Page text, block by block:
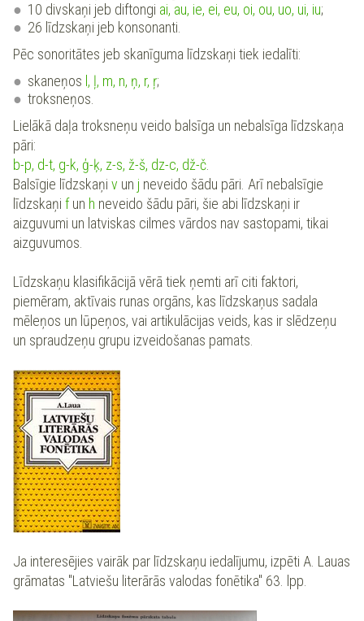
10 divskaņi jeb diftongi ai, au, ie, ei, eu, oi, ou, uo, ui, iu;
26 līdzskaņi jeb konsonanti.
Pēc sonoritātes jeb skanīguma līdzskaņi tiek iedalīti:
skaneņos l, ļ, m, n, ņ, r, ŗ;
troksneņos.
Lielākā daļa troksneņu veido balsīga un nebalsīga līdzskaņa
pāri:
b-p, d-t, g-k, ģ-ķ, z-s, ž-š, dz-c, dž-č.
Balsīgie līdzskaņi v un j neveido šādu pāri. Arī nebalsīgie
līdzskaņi fun h neveido šādu pāri, šie abi līdzskaņi ir
aizguvumi un latviskas cilmes vārdos nav sastopami, tikai
aizguvumos.
Līdzskaņu klasifikācijā vērā tiek ņemti arī citi faktori,
piemēram, aktīvais runas orgāns, kas līdzskaņus sadala
mēleņos un lūpeņos, vai artikulācijas veids, kas ir slēdzeņu
un spraudzeņu grupu izveidošanas pamats.
Ja interesējies vairāk par līdzskaņu iedalījumu, izpēti A. Lauas
grāmatas "Latviešu literārās valodas fonētika" 63. lpp.